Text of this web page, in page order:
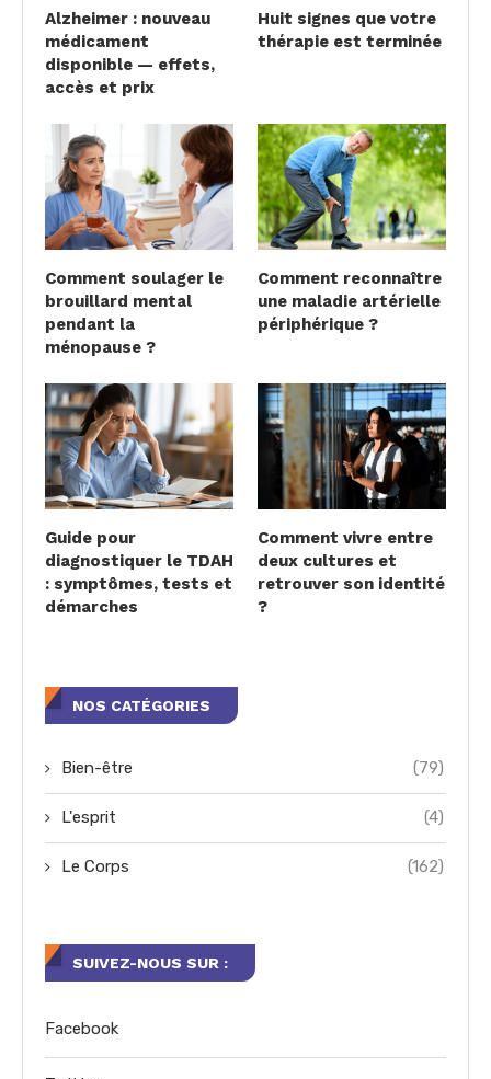
Alzheimer : nouveau
médicament
disponible — effets,
accès et prix
Huit signes que votre
thérapie est terminée
Comment soulager le
brouillard mental
pendant la
ménopause ?
Comment reconnaître
une maladie artérielle
périphérique ?
Guide pour
diagnostiquer le TDAH
: symptômes, tests et
démarches
Comment vivre entre
deux cultures et
retrouver son identité
?
NOS CATÉGORIES
Bien-être (79)
L'esprit (4)
Le Corps (162)
SUIVEZ-NOUS SUR :
Facebook